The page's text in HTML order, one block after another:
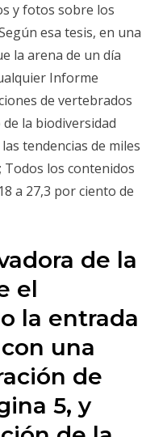
y fotos sobre los
esa tesis, en una
la arena de un día
Informe
de vertebrados
la biodiversidad
tendencias de miles
Todos los contenidos
a 27,3 por ciento de
de la
el
la entrada
una
de
5, y